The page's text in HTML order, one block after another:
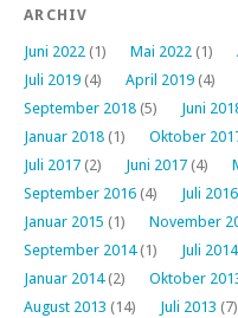
ARCHIV
Juni 2022 (1) Mai 2022 (1)
Juli 2019 (4) April 2019 (4)
September 2018 (5) Juni
Januar 2018 (1) Oktober
Juli 2017 (2) Juni 2017 (4)
September 2016 (4) Juli 2016
Januar 2015 (1) November
September 2014(1) Juli 2014
Januar 2014(2) Oktober
August 2013 (14) Juli 2013 (7)